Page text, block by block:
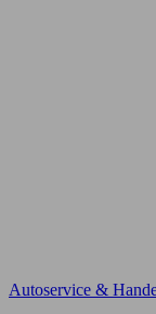
Autoservice &